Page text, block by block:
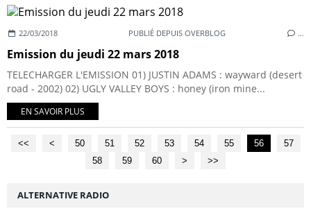
22/03/2018 PUBLIÉ DEPUIS OVERBLOG …
Emission du jeudi 22 mars 2018
TELECHARGER L'EMISSION 01) JUSTIN ADAMS : wayward (desert
road - 2002) 02) UGLY VALLEY BOYS : honey (iron mine...
EN SAVOIR PLUS
<< < 10
20
30
40
50 51 52 53 54 55 56
57
58
59 60 70
80
> >>
ALTERNATIVE RADIO